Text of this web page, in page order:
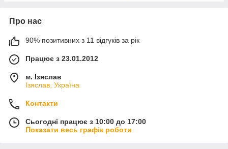
Про нас
90% позитивних з 11 відгуків за рік
Працює з 23.01.2012
м. Ізяслав
Ізяслав, Україна
Контакти
Сьогодні працює з 10:00 до 17:00
Показати весь графік роботи